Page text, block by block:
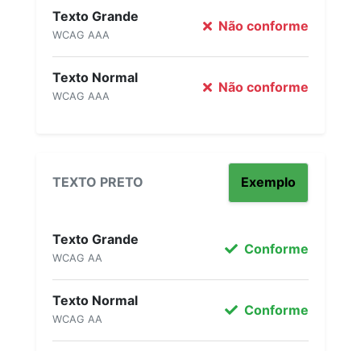
Texto Grande
WCAG AAA
Não conforme
Texto Normal
WCAG AAA
Não conforme
TEXTO PRETO Exemplo
Texto Grande
WCAG AA
Conforme
Texto Normal
WCAG AA
Conforme